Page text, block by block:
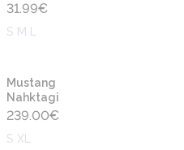
31.99€
S M L
Mustang
Nahktagi
239.00€
S XL